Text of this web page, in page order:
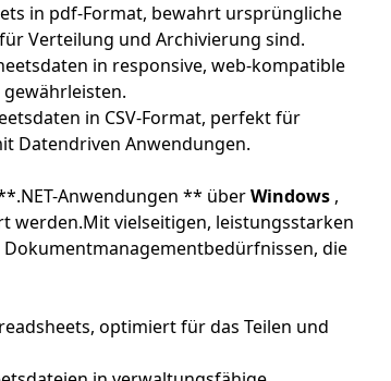
in pdf-Format, bewahrt ursprüngliche
Verteilung und Archivierung sind.
in responsive, web-kompatible
gewährleisten.
in CSV-Format, perfekt für
Datendriven Anwendungen.
Anwendungen ** überWindows ,
werden.Mit vielseitigen, leistungsstarken
die
optimiert für das Teilen und